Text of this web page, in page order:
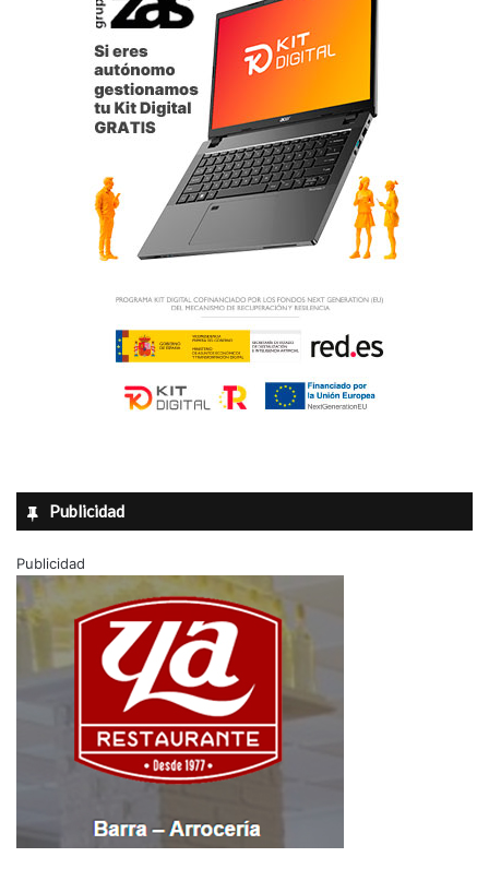
Publicidad
Publicidad